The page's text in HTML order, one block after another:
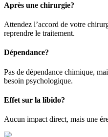
Après une chirurgie?
Attendez l’accord de votre
reprendre le traitement.
Dépendance?
Pas de dépendance chimique,
besoin psychologique.
Effet sur la libido?
Aucun impact direct, mais une